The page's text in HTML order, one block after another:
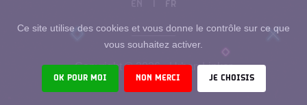
FR
Copyright ©2026- Urban Linker
Ce site utilise des cookies et vous donne le contrôle sur ce que
vous souhaitez activer.
OK POUR MOI NON MERCI JE CHOISIS